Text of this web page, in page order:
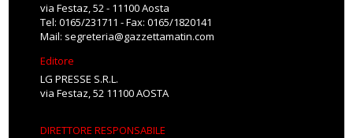
via Festaz, 52 - 11100 Aosta
Tel: 0165/231711 - Fax: 0165/1820141
Mail: segreteria@gazzettamatin.com
Editore
LG PRESSE S.R.L.
via Festaz, 52 11100 AOSTA
DIRETTORE RESPONSABILE